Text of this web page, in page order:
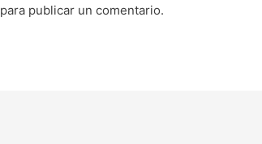
para publicar un comentario.